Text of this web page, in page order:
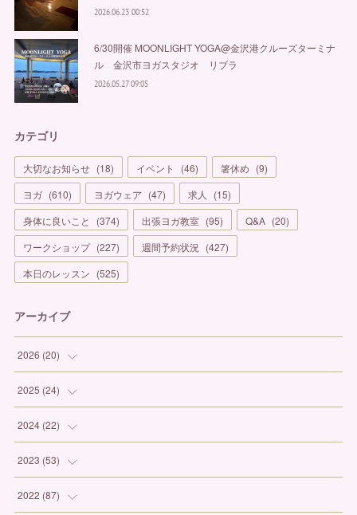
2026.06.23 00:52
6/30開催 MOONLIGHT YOGA@金沢港クルーズターミナ
ル 金沢市ヨガスタジオ リブラ
2026.05.27 09:05
カテゴリ
大切なお知らせ (18) イベント (46) 箸休め (9)
ヨガ (610) ヨガウェア (47) 求人 (15)
身体に良いこと
(374) 出張ヨガ教室 (95) Q&A (20)
ワークショップ (227) 週間予約状況 (427)
本日のレッスン (525)
アーカイブ
2026 (20)
(1
(3
(6
(5
2025 (24)
(1
(7
(3
2024 (22)
(1
(1
2023 (53)
(6
2022 (87)